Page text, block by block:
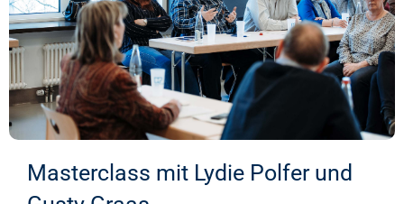
Masterclass mit Lydie Polfer und